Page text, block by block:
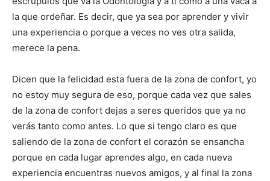
la que ordeñar. Es decir, que ya sea por aprender y vivir
una experiencia o porque a veces no ves otra salida,
merece la pena.
Dicen que la felicidad esta fuera de la zona de confort, yo
no estoy muy segura de eso, porque cada vez que sales
de la zona de confort dejas a seres queridos que ya no
verás tanto como antes. Lo que si tengo claro es que
saliendo de la zona de confort el corazón se ensancha
porque en cada lugar aprendes algo, en cada nueva
experiencia encuentras nuevos amigos, y al final la zona